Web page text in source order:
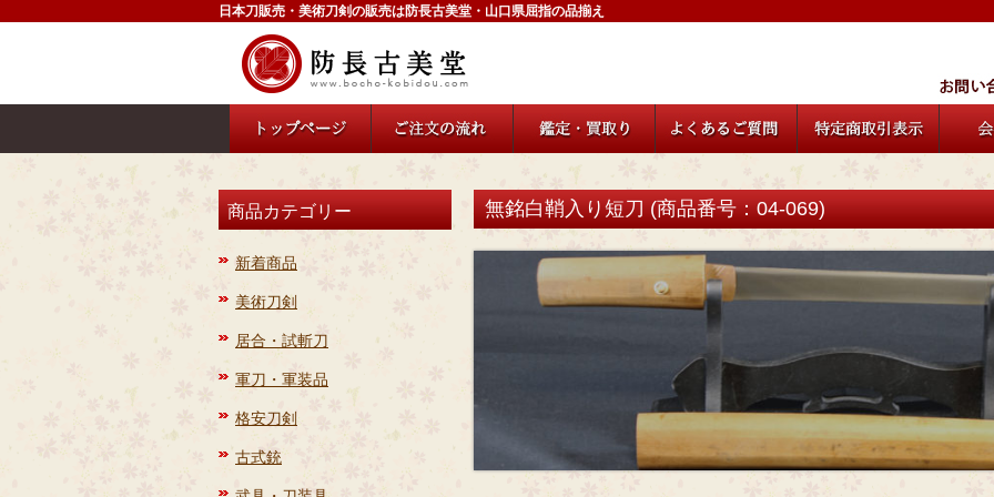
日本刀販売・美術刀剣の販売は防長古美堂・山口県屈指の品揃え
商品カテゴリー
新着商品
美術刀剣
居合・試斬刀
軍刀・軍装品
格安刀剣
古式銃
無銘白鞘入り短刀 (商品番号：04-069)